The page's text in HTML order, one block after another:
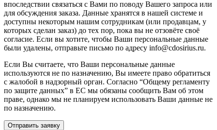
впоследствии связаться с Вами по поводу Вашего запроса или
для обсуждения заказа. Данные хранятся в нашей системе и
доступны некоторым нашим сотрудникам (или продавцам, у
которых сделан заказ) до тех пор, пока вы не отзовёте своё
согласие. Если вы хотите, чтобы Ваши персональные данные
были удалены, отправьте письмо по адресу info@cdosirius.ru.
Если Вы считаете, что Ваши персональные данные
используются не по назначению, Вы имеете право обратиться
с жалобой в надзорный орган. Согласно “Общему регламенту
по защите данных” в ЕС мы обязаны сообщить Вам об этом
праве, однако мы не планируем использовать Ваши данные не
по назначению.
Отправить заявку